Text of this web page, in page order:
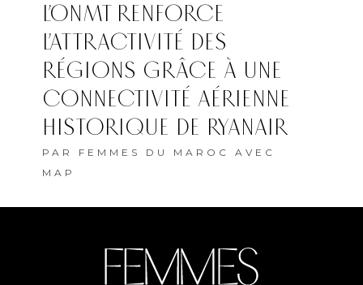
L’ONMT RENFORCE
L’ATTRACTIVITÉ DES
RÉGIONS GRÂCE À UNE
CONNECTIVITÉ AÉRIENNE
HISTORIQUE DE RYANAIR
PAR FEMMES DU MAROC AVEC
MAP